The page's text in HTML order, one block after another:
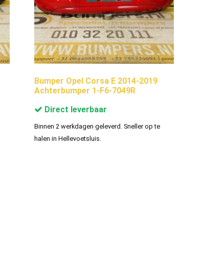
Bumper Opel Corsa E 2014-2019
Achterbumper 1-F6-7049R
Direct leverbaar
Binnen 2 werkdagen geleverd. Sneller op te
halen in Hellevoetsluis.